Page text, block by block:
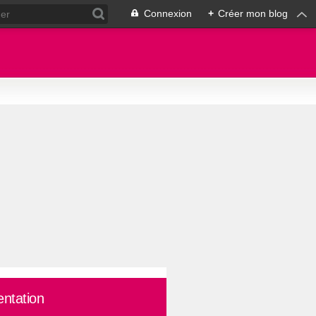
Connexion + Créer mon blog